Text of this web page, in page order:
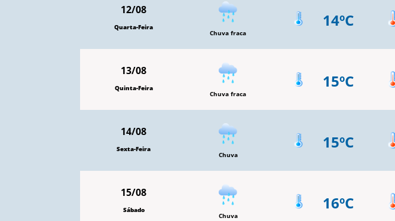
12/08
Quarta-Feira
Chuva fraca
14ºC
13/08
Quinta-Feira
Chuva fraca
15ºC
14/08
Sexta-Feira
Chuva
15ºC
15/08
Sábado
Chuva
16ºC